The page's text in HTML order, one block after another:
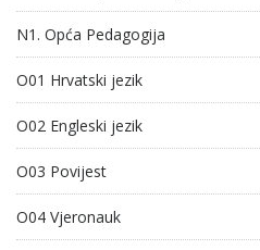
N1. Opća Pedagogija
O01 Hrvatski jezik
O02 Engleski jezik
O03 Povijest
O04 Vjeronauk